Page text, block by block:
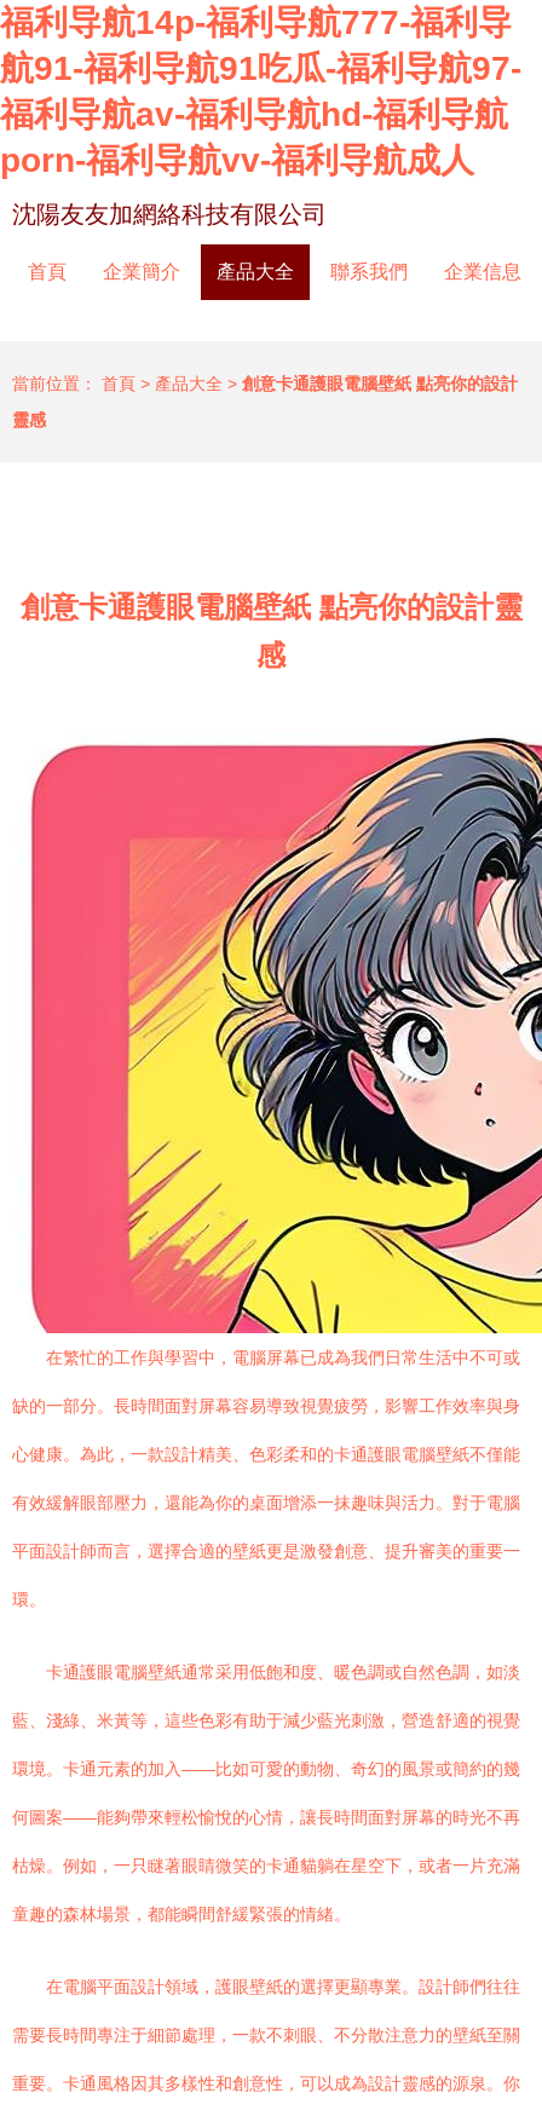
福利导航14p-福利导航777-福利导
航91-福利导航91吃瓜-福利导航97-
福利导航av-福利导航hd-福利导航
porn-福利导航vv-福利导航成人
沈陽友友加網絡科技有限公司
首頁 企業簡介 產品大全 聯系我們 企業信息
當前位置： 首頁 > 產品大全 > 創意卡通護眼電腦壁紙 點亮你的設計
靈感
創意卡通護眼電腦壁紙 點亮你的設計靈
感
在繁忙的工作與學習中，電腦屏幕已成為我們日常生活中不可或
缺的一部分。長時間面對屏幕容易導致視覺疲勞，影響工作效率與身
心健康。為此，一款設計精美、色彩柔和的卡通護眼電腦壁紙不僅能
有效緩解眼部壓力，還能為你的桌面增添一抹趣味與活力。對于電腦
平面設計師而言，選擇合適的壁紙更是激發創意、提升審美的重要一
環。
卡通護眼電腦壁紙通常采用低飽和度、暖色調或自然色調，如淡
藍、淺綠、米黃等，這些色彩有助于減少藍光刺激，營造舒適的視覺
環境。卡通元素的加入——比如可愛的動物、奇幻的風景或簡約的幾
何圖案——能夠帶來輕松愉悅的心情，讓長時間面對屏幕的時光不再
枯燥。例如，一只瞇著眼睛微笑的卡通貓躺在星空下，或者一片充滿
童趣的森林場景，都能瞬間舒緩緊張的情緒。
在電腦平面設計領域，護眼壁紙的選擇更顯專業。設計師們往往
需要長時間專注于細節處理，一款不刺眼、不分散注意力的壁紙至關
重要。卡通風格因其多樣性和創意性，可以成為設計靈感的源泉。你